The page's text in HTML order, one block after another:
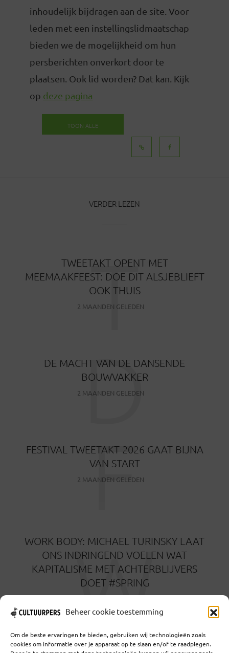
Beheer cookie toestemming
Om de beste ervaringen te bieden, gebruiken wij technologieën zoals
cookies om informatie over je apparaat op te slaan en/of te raadplegen.
inhoudelijk bijdragen aan de site. Voor
leden met een instellingslidmaatschap
bieden we de mogelijkheid om hun
persberichten onverkort door te
plaatsen. Ook lid worden? Dat kan. Kijk
op deze pagina
TOON ALLE
VERDER LEZEN
TWEETAKT OPENT MET
MEEMAAKFEEST: DOE DIT ALSJEBLIEFT
OOK THUIS
2 MAANDEN GELEDEN
T
DE MACHT VAN DE DANSENDE
BOUWVAKKER
2 MAANDEN GELEDEN
D
FESTIVAL TWEETAKT 2026 GAAT BIJNA
VAN START
2 MAANDEN GELEDEN
F
WORK BODY: MICHAEL TURINSKY LAAT
ONS INDRINGEND VOELEN WAT
KAPITALISME MET ACHTERBLIJVERS
DOET #SPRING
W